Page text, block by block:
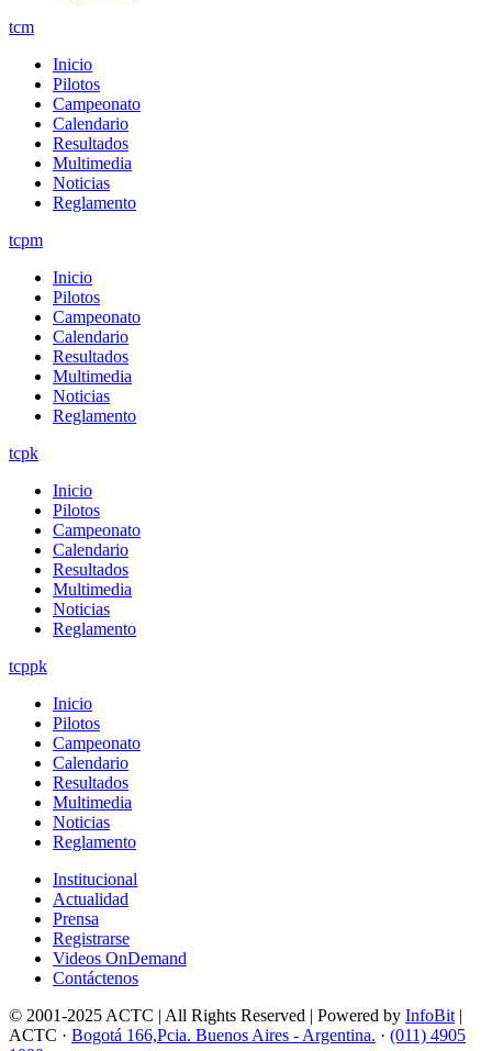
tcm
Inicio
Pilotos
Campeonato
Calendario
Resultados
Multimedia
Noticias
Reglamento
tcpm
Inicio
Pilotos
Campeonato
Calendario
Resultados
Multimedia
Noticias
Reglamento
tcpk
Inicio
Pilotos
Campeonato
Calendario
Resultados
Multimedia
Noticias
Reglamento
tcppk
Inicio
Pilotos
Campeonato
Calendario
Resultados
Multimedia
Noticias
Reglamento
Institucional
Actualidad
Prensa
Registrarse
Videos OnDemand
Contáctenos
© 2001-2025 ACTC | All Rights Reserved | Powered by InfoBit |
ACTC · Bogotá 166,Pcia. Buenos Aires - Argentina. · (011) 4905